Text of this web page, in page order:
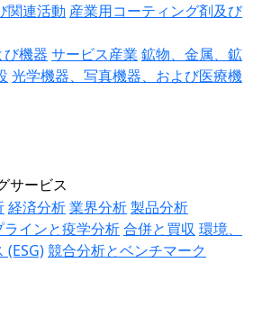
関連活動 産業用コーティング剤及び
機器 サービス産業 鉱物、金属、鉱
光学機器、写真機器、および医療機
サービス
経済分析業界分析製品分析
インと疫学分析合併と買収 環境、
(ESG)競合分析とベンチマーク